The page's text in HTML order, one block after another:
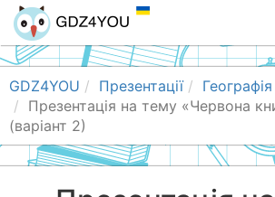
GDZ4YOU Презентації
Географія
Презентація на тему «Червона
(варіант 2)